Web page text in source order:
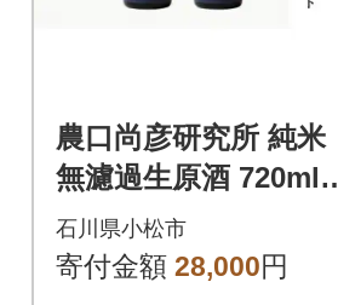
農口尚彦研究所 純米
無濾過生原酒 720ml×
2本 日本酒 清酒
石川県小松市
寄付金額 28,000円